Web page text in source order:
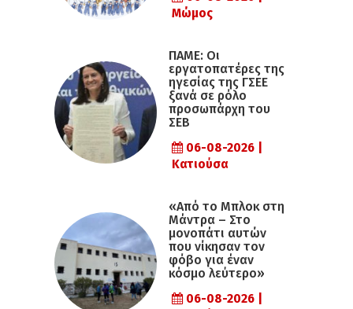
Μώμος
ΠΑΜΕ: Οι
εργατοπατέρες της
ηγεσίας της ΓΣΕΕ
ξανά σε ρόλο
προσωπάρχη του
ΣΕΒ
06-08-2026 |
Κατιούσα
«Από το Μπλοκ στη
Μάντρα – Στο
μονοπάτι αυτών
που νίκησαν τον
φόβο για έναν
κόσμο λεύτερο»
06-08-2026 |